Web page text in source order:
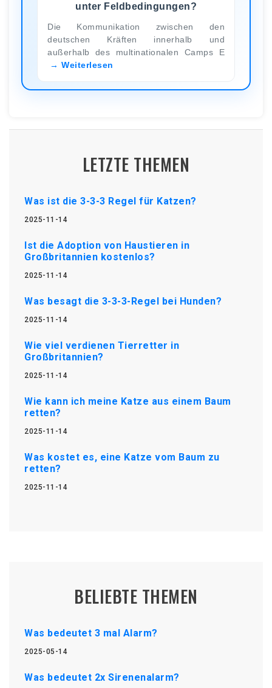
unter Feldbedingungen?
Die Kommunikation zwischen den
deutschen Kräften innerhalb und
außerhalb des multinationalen Camps E
Weiterlesen
LETZTE THEMEN
Was ist die 3-3-3 Regel für Katzen?
2025-11-14
Ist die Adoption von Haustieren in
Großbritannien kostenlos?
2025-11-14
Was besagt die 3-3-3-Regel bei Hunden?
2025-11-14
Wie viel verdienen Tierretter in
Großbritannien?
2025-11-14
Wie kann ich meine Katze aus einem Baum
retten?
2025-11-14
Was kostet es, eine Katze vom Baum zu
retten?
2025-11-14
BELIEBTE THEMEN
Was bedeutet 3 mal Alarm?
2025-05-14
Was bedeutet 2x Sirenenalarm?